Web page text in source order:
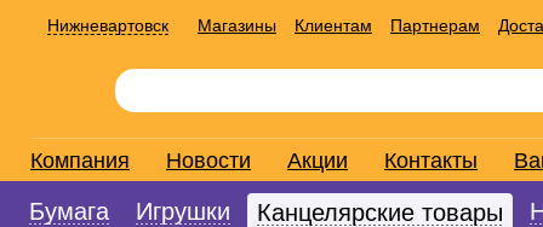
Нижневартовск Магазины Клиентам Партнерам
Компания Новости Акции Контакты
Бумага Игрушки Канцелярские товары